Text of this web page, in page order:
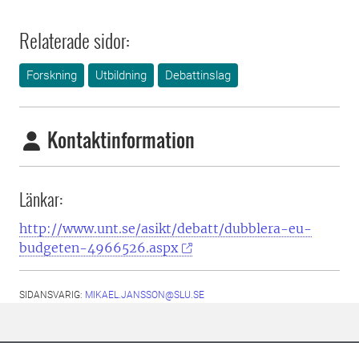
Relaterade sidor:
Forskning Utbildning Debattinslag
Kontaktinformation
Länkar:
http://www.unt.se/asikt/debatt/dubblera-eu-
budgeten-4966526.aspx
SIDANSVARIG: MIKAEL.JANSSON@SLU.SE